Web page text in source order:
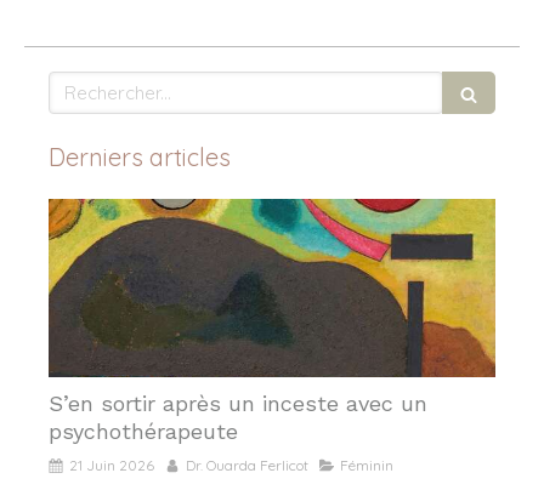
Rechercher
Derniers articles
S’en sortir après un inceste avec un
psychothérapeute
21 Juin 2026 Dr. Ouarda Ferlicot Féminin